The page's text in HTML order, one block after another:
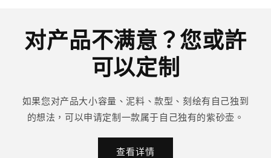
对产品不满意？您或許
可以定制
如果您对产品大小容量、泥料、款型、刻绘有自己独到
的想法，可以申请定制一款属于自己独有的紫砂壶。
查看详情